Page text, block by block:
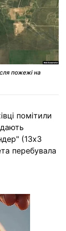
пожежі на
помітили
(13x3
перебувала